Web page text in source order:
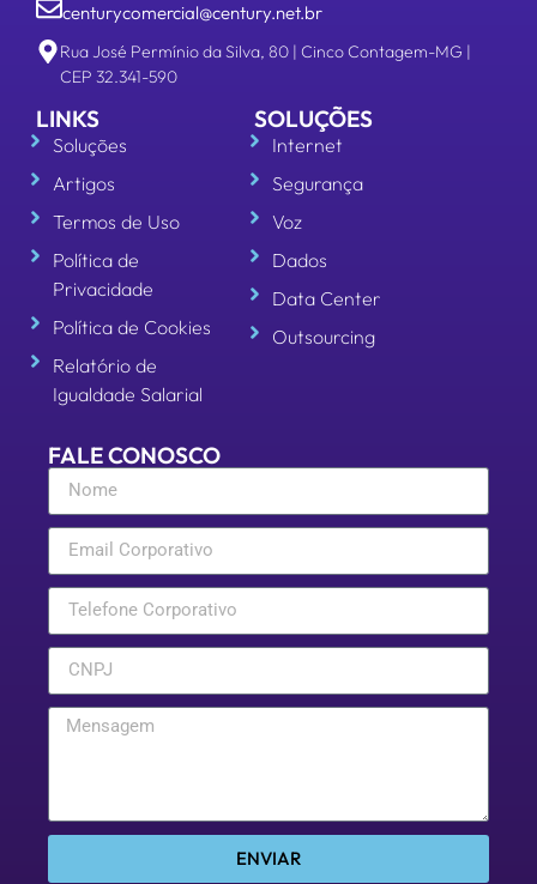
centurycomercial@century.net.br
Rua José Permínio da Silva, 80 | Cinco Contagem-MG |
CEP 32.341-590
LINKS
Soluções
Artigos
Termos de Uso
Política de
Privacidade
Política de Cookies
Relatório de
Igualdade Salarial
SOLUÇÕES
Internet
Segurança
Voz
Dados
Data Center
Outsourcing
FALE CONOSCO
ENVIAR